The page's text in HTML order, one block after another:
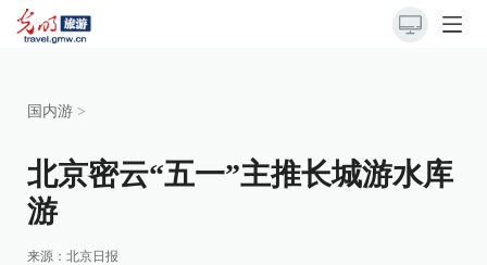
国内游 >
北京密云“五一”主推长城游水库
游
来源： 北京日报